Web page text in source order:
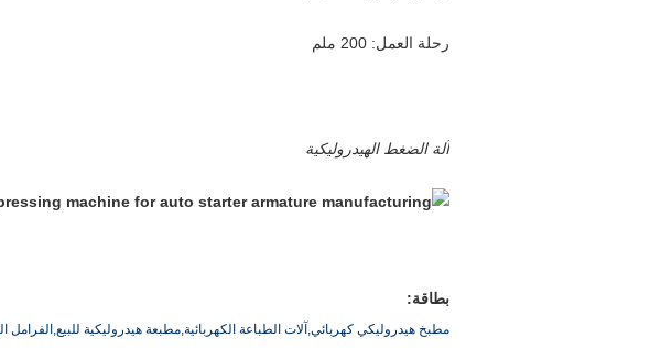
رحلة العمل: 200 ملم
آلة الضغط الهيدروليكية
بطاقة:
مطبخ هيدروليكي كهربائي,آلات الطباعة الكهربائية,مطبعة هيدروليكية